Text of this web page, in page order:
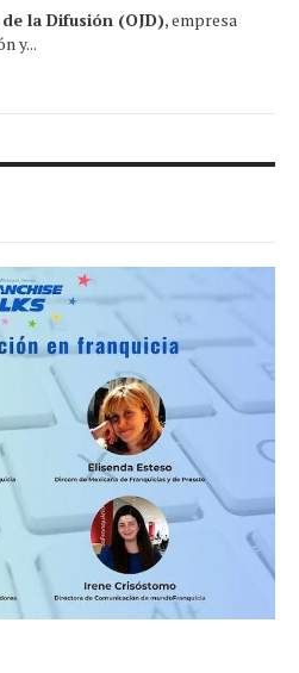
la Difusión (OJD), empresa
y...